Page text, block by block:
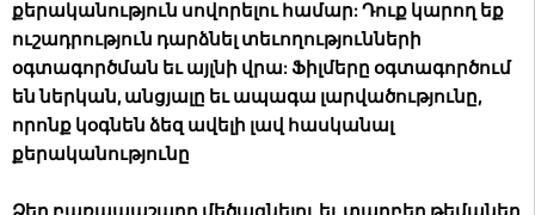
քերականություն սովորելու համար: Դուք կարող եք
ուշադրություն դարձնել տեւողությունների
օգտագործման եւ այլնի վրա: Ֆիլմերը օգտագործում
են ներկան, անցյալը եւ ապագա լարվածությունը,
որոնք կօգնեն ձեզ ավելի լավ հասկանալ
քերականությունը